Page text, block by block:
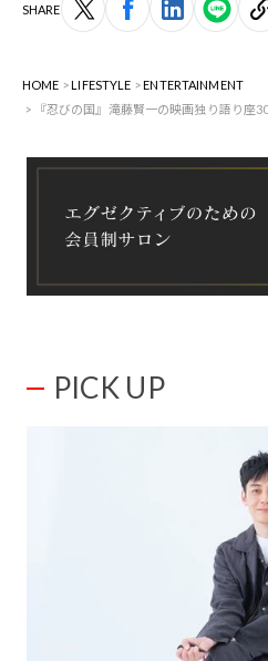
SHARE
HOME LIFESTYLE
ENTERTAINMENT
『忍びの国』滝藤賢一の映画独り語り座
PICK UP